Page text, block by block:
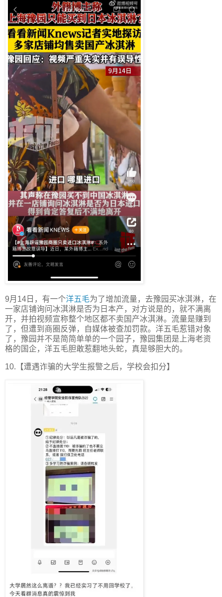
9月14日，有一个洋五毛为了增加流量，去豫园买冰淇淋，在
一家店铺询问冰淇淋是否为日本产，对方说是的，就不满离
开，并拍视频宣称整个地区都不卖国产冰淇淋。流量是赚到
了，但遭到商圈反弹，自媒体被查加罚款。洋五毛惹错对象
了，豫园并不是简简单单的一个园子，豫园集团是上海老资
格的国企，洋五毛胆敢惹翻地头蛇，真是够胆大的。
10.【遭遇诈骗的大学生报警之后，学校会扣分】